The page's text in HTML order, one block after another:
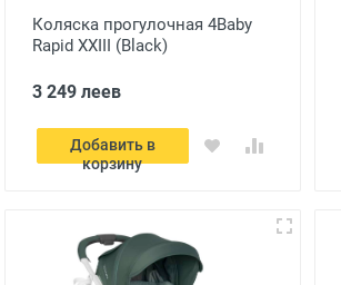
Коляска прогулочная 4Baby
Rapid XXIII (Black)
3 249 леев
Добавить в
корзину